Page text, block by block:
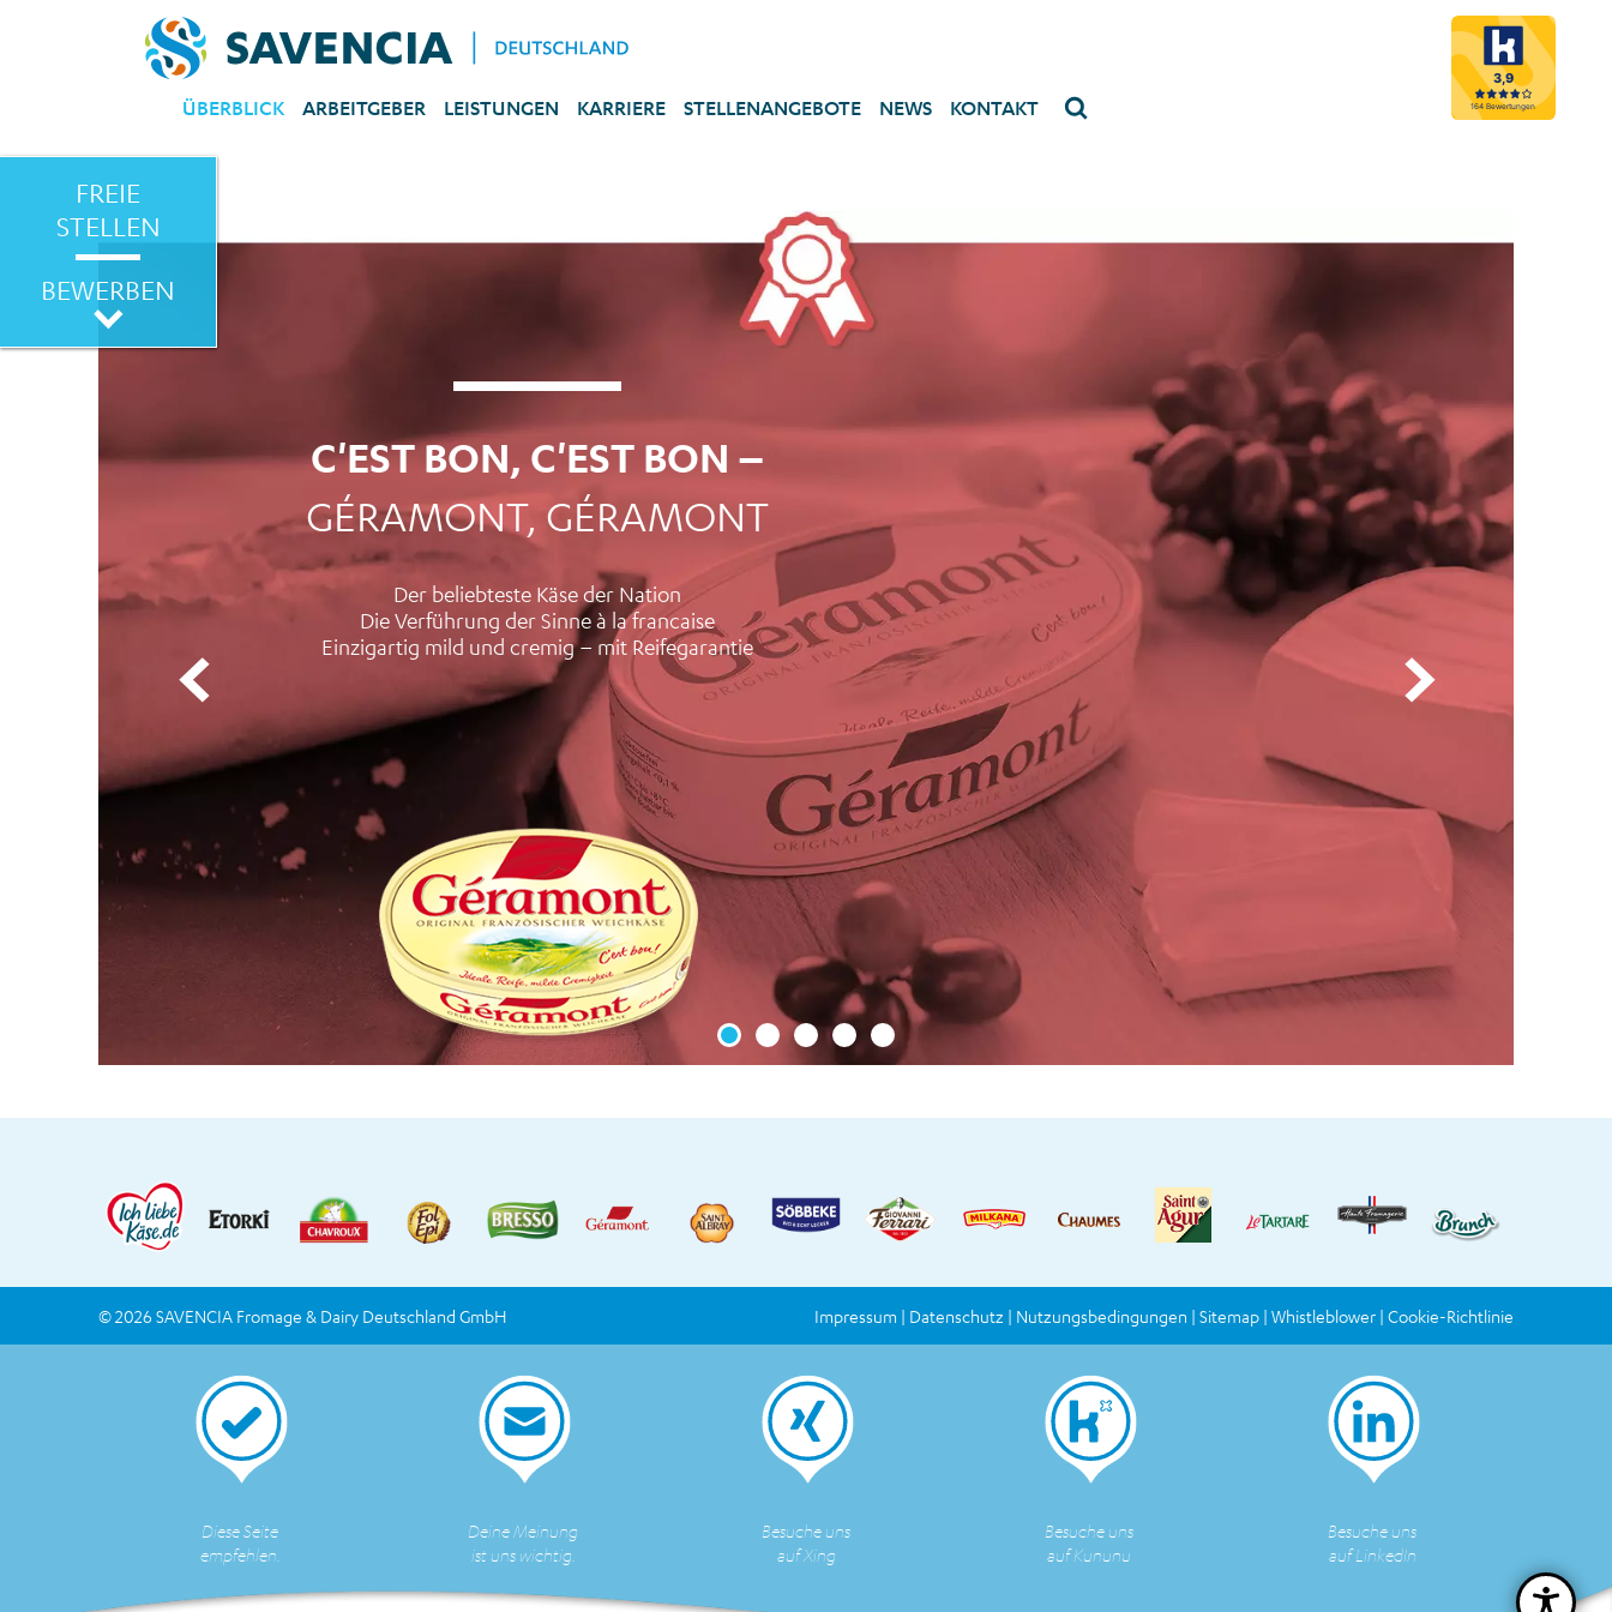
FREIE
STELLEN
BEWERBEN
3,9
164 Bewertungen
ÜBERBLICK ARBEITGEBER LEISTUNGEN KARRIERE STELLENANGEBOTE NEWS KONTAKT
C'EST BON, C'EST BON –
GÉRAMONT, GÉRAMONT
Der beliebteste Käse der Nation
Die Verführung der Sinne à la francaise
Einzigartig mild und cremig – mit Reifegarantie
© 2026 SAVENCIA Fromage & Dairy Deutschland GmbH Impressum Datenschutz Nutzungsbedingungen Sitemap Whistleblower Cookie-Richtlinie
Diese Seite
empfehlen.
Deine Meinung
ist uns wichtig.
Besuche uns
auf Xing
Besuche uns
auf Kununu
Besuche uns
auf LinkedIn